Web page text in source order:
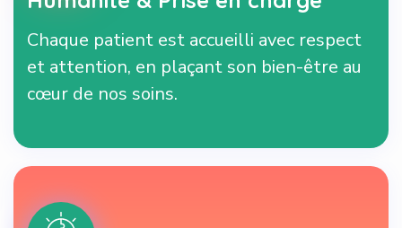
Chaque patient est accueilli avec respect
et attention, en plaçant son bien-être au
cœur de nos soins.